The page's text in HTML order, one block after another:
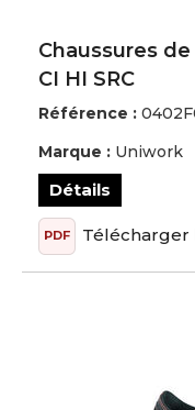
Chaussures
CI HI SRC
Référence :
Marque : Uniwork
Détails
PDF Télécharger